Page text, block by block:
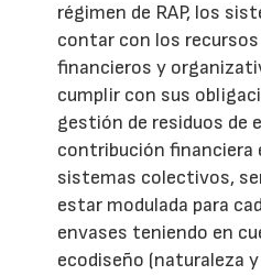
régimen de RAP, los
contar con los
financieros y
cumplir con sus
gestión de residuos de
contribución financiera
sistemas colectivos,
estar modulada para
envases teniendo en
ecodiseño (naturaleza